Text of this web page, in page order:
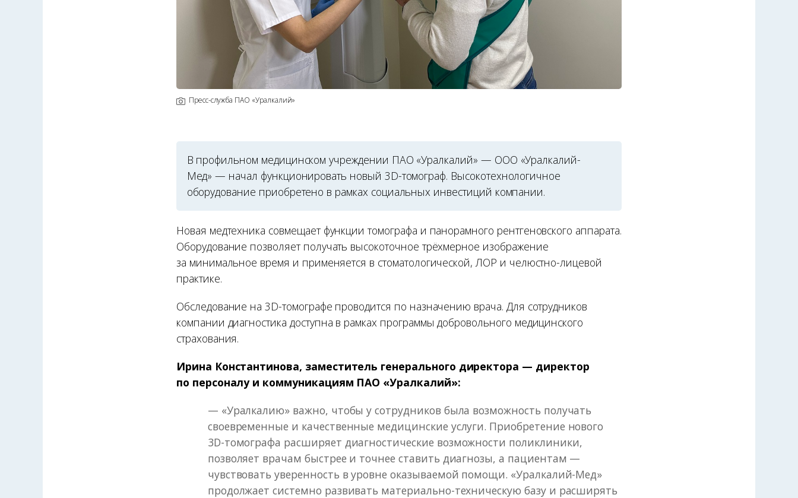
Пресс-служба ПАО «Уралкалий»
В профильном медицинском учреждении ПАО «Уралкалий» — ООО «Уралкалий-
Мед» — начал функционировать новый 3D-томограф. Высокотехнологичное
оборудование приобретено в рамках социальных инвестиций компании.
Новая медтехника совмещает функции томографа и панорамного рентгеновского аппарата.
Оборудование позволяет получать высокоточное трёхмерное изображение
за минимальное время и применяется в стоматологической, ЛОР и челюстно-лицевой
практике.
Обследование на 3D-томографе проводится по назначению врача. Для сотрудников
компании диагностика доступна в рамках программы добровольного медицинского
страхования.
Ирина Константинова, заместитель генерального директора — директор
по персоналу и коммуникациям ПАО «Уралкалий»:
— «Уралкалию» важно, чтобы у сотрудников была возможность получать
своевременные и качественные медицинские услуги. Приобретение нового
3D-томографа расширяет диагностические возможности поликлиники,
позволяет врачам быстрее и точнее ставить диагнозы, а пациентам —
чувствовать уверенность в уровне оказываемой помощи. «Уралкалий-Мед»
продолжает системно развивать материально-техническую базу и расширять